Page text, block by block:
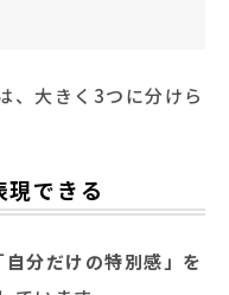
、大きく3つに分けら
できる
分だけの特別感」を